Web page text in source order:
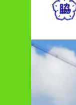
多治
考え